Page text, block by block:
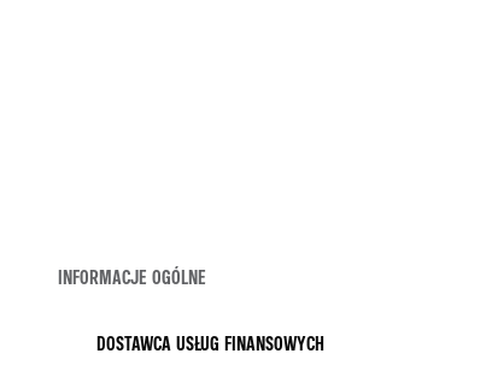
INFORMACJE OGÓLNE
DOSTAWCA USŁUG FINANSOWYCH